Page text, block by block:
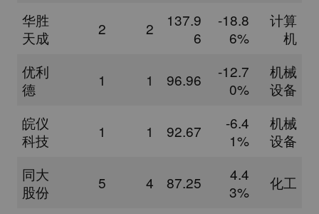
华胜
天成
2 2
137.9
6
-18.8
6%
计算
机
优利
德
1 1 96.96
-12.7
0%
机械
设备
皖仪
科技
1 1 92.67
-6.4
1%
机械
设备
同大
股份
5 4 87.25
4.4
3%
化工